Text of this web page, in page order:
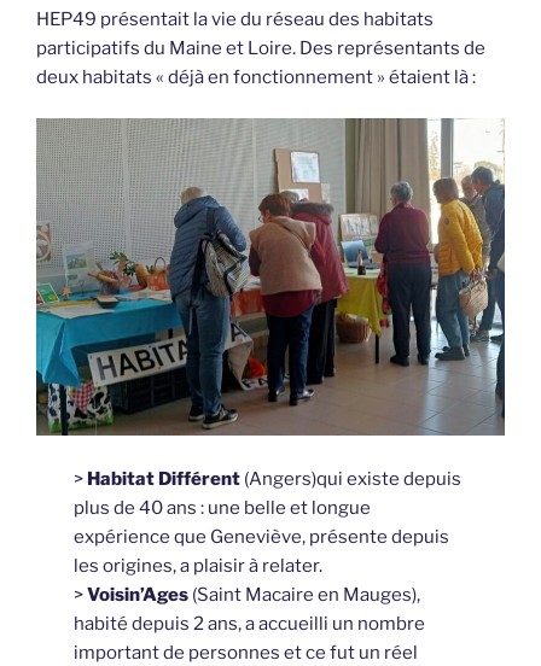
HEP49 présentait la vie du réseau des habitats
participatifs du Maine et Loire. Des représentants de
deux habitats « déjà en fonctionnement » étaient là :
> Habitat Différent (Angers)qui existe depuis
plus de 40 ans : une belle et longue
expérience que Geneviève, présente depuis
les origines, a plaisir à relater.
>Voisin’Ages (Saint Macaire en Mauges),
habité depuis 2 ans, a accueilli un nombre
important de personnes et ce fut un réel